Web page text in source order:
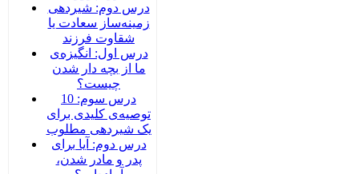
درس دوم: شیردهی
زمینه‌ساز سعادت یا
شقاوت فرزند
درس اول: انگیزه‌ی
ما از بچه دار شدن
چیست؟
درس سوم: 10
توصیه‌ی کلیدی برای
یک شیردهی مطلوب
درس دوم: آیا برای
پدر و مادر شدن،